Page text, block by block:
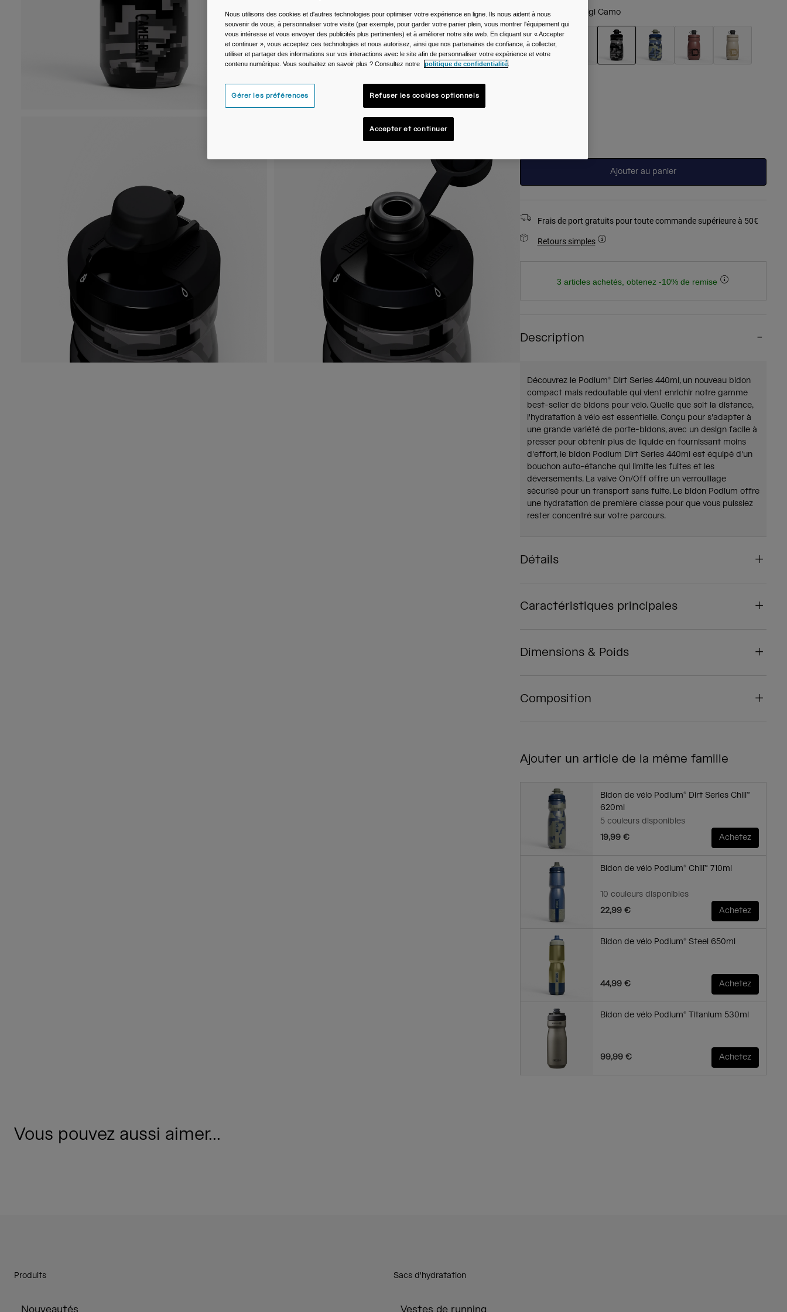
Couleur - Black Digi Camo
Ajouter au panier
Frais de port gratuits pour toute commande supérieure à 50€
Retours simples
3 articles achetés, obtenez -10% de remise
Description
Découvrez le Podium® Dirt Series 440ml, un nouveau bidon
compact mais redoutable qui vient enrichir notre gamme
best-seller de bidons pour vélo. Quelle que soit la distance,
l'hydratation à vélo est essentielle. Conçu pour s'adapter à
une grande variété de porte-bidons, avec un design facile à
presser pour obtenir plus de liquide en fournissant moins
d'effort, le bidon Podium Dirt Series 440ml est équipé d'un
bouchon auto-étanche qui limite les fuites et les
déversements. La valve On/Off offre un verrouillage
sécurisé pour un transport sans fuite. Le bidon Podium offre
une hydratation de première classe pour que vous puissiez
rester concentré sur votre parcours.
Détails
Caractéristiques principales
Dimensions & Poids
Composition
Ajouter un article de la même famille
Bidon de vélo Podium® Dirt Series Chill™
620ml
5 couleurs disponibles
19,99 €
Achetez
Bidon de vélo Podium® Chill™ 710ml
10 couleurs disponibles
22,99 €
Achetez
Bidon de vélo Podium® Steel 650ml
44,99 € Achetez
Bidon de vélo Podium® Titanium 530ml
99,99 € Achetez
Vous pouvez aussi aimer...
Produits Sacs d'hydratation
Nous utilisons des cookies et d'autres technologies pour optimiser votre expérience en ligne. Ils nous aident à nous
souvenir de vous, à personnaliser votre visite (par exemple, pour garder votre panier plein, vous montrer l'équipement qui
vous intéresse et vous envoyer des publicités plus pertinentes) et à améliorer notre site web. En cliquant sur « Accepter
et continuer », vous acceptez ces technologies et nous autorisez, ainsi que nos partenaires de confiance, à collecter,
utiliser et partager des informations sur vos interactions avec le site afin de personnaliser votre expérience et votre
contenu numérique. Vous souhaitez en savoir plus ? Consultez notre
politique de confidentialité
Gérer les préférences Refuser les cookies optionnels
Accepter et continuer